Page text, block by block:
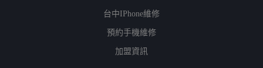
台中iPhone維修
預約手機維修
加盟資訊